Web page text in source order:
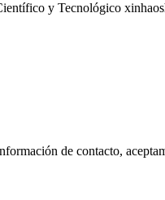
y Tecnológico
de contacto,